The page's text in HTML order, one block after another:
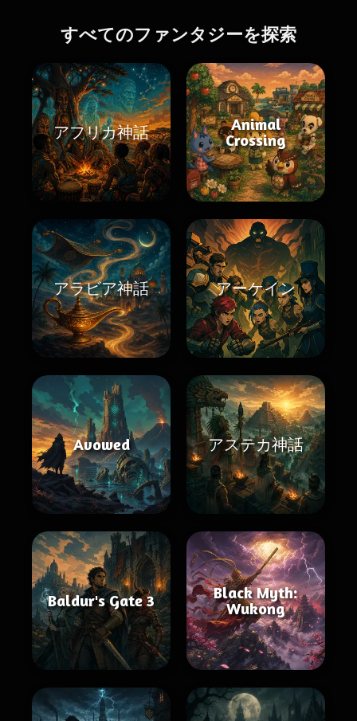
すべてのファンタジーを探索
アフリカ神話
Animal
Crossing
アラビア神話 アーケイン
Avowed アステカ神話
Baldur's Gate 3
Black Myth:
Wukong